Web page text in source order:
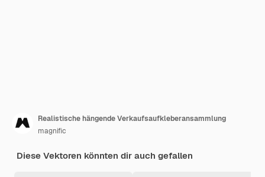
Realistische hängende Verkaufsaufkleberansammlung
magnific
Diese Vektoren könnten dir auch gefallen